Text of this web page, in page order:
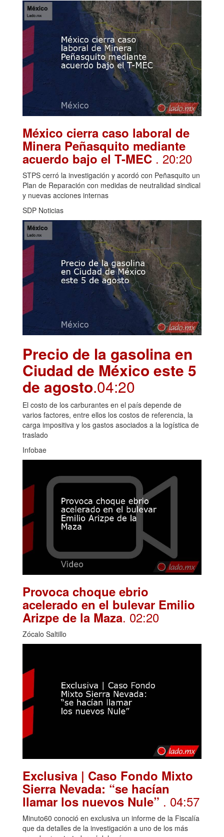
México cierra caso laboral de
Minera Peñasquito mediante
acuerdo bajo el T-MEC . 20:20
STPS cerró la investigación y acordó con Peñasquito un
Plan de Reparación con medidas de neutralidad sindical
y nuevas acciones internas
SDP Noticias
Precio de la gasolina en
Ciudad de México este 5
de agosto.04:20
El costo de los carburantes en el país depende de
varios factores, entre ellos los costos de referencia, la
carga impositiva y los gastos asociados a la logística de
traslado
Infobae
Provoca choque ebrio
acelerado en el bulevar Emilio
Arizpe de la Maza. 02:20
Zócalo Saltillo
Exclusiva | Caso Fondo Mixto
Sierra Nevada: “se hacían
llamar los nuevos Nule” . 04:57
Minuto60 conoció en exclusiva un informe de la Fiscalía
que da detalles de la investigación a uno de los más